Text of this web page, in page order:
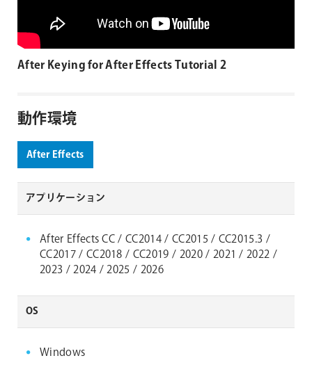
After Keying for After Effects Tutorial 2
動作環境
After Effects
アプリケーション
After Effects CC / CC2014 / CC2015 / CC2015.3 /
CC2017 / CC2018 / CC2019 / 2020 / 2021 / 2022 /
2023 / 2024 / 2025 / 2026
OS
Windows